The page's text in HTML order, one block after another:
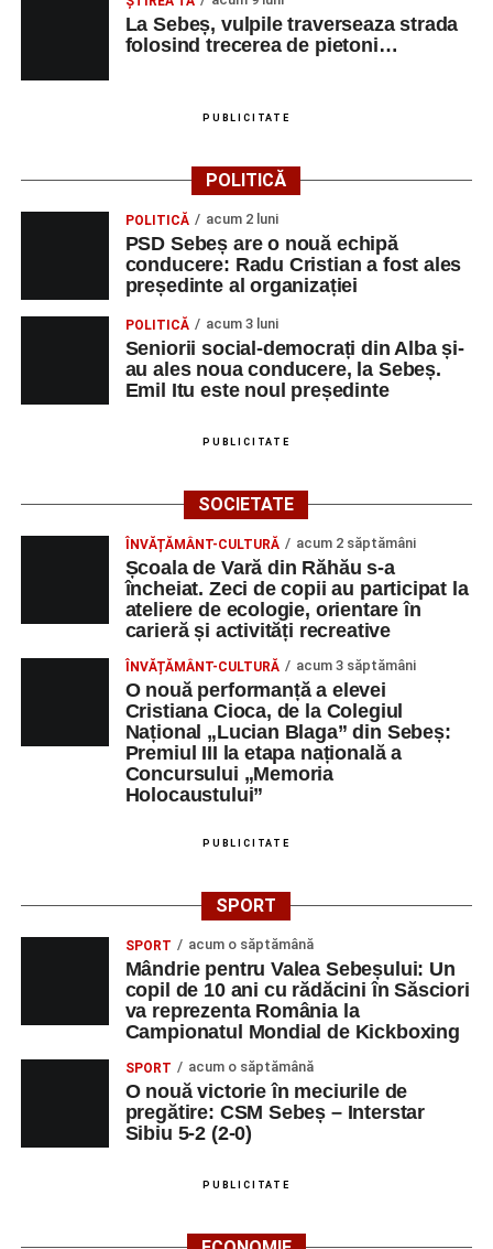
La Sebeș, vulpile traverseaza strada
folosind trecerea de pietoni…
PUBLICITATE
POLITICĂ
POLITICĂ acum 2 luni
PSD Sebeș are o nouă echipă
conducere: Radu Cristian a fost ales
președinte al organizației
POLITICĂ acum 3 luni
Seniorii social-democrați din Alba și-
au ales noua conducere, la Sebeș.
Emil Itu este noul președinte
PUBLICITATE
SOCIETATE
ÎNVĂȚĂMÂNT-CULTURĂ acum 2 săptămâni
Școala de Vară din Răhău s-a
încheiat. Zeci de copii au participat la
ateliere de ecologie, orientare în
carieră și activități recreative
ÎNVĂȚĂMÂNT-CULTURĂ acum 3 săptămâni
O nouă performanță a elevei
Cristiana Cioca, de la Colegiul
Național „Lucian Blaga” din Sebeș:
Premiul III la etapa națională a
Concursului „Memoria
Holocaustului”
PUBLICITATE
SPORT
SPORT acum o săptămână
Mândrie pentru Valea Sebeșului: Un
copil de 10 ani cu rădăcini în Săsciori
va reprezenta România la
Campionatul Mondial de Kickboxing
SPORT acum o săptămână
O nouă victorie în meciurile de
pregătire: CSM Sebeș – Interstar
Sibiu 5-2 (2-0)
PUBLICITATE